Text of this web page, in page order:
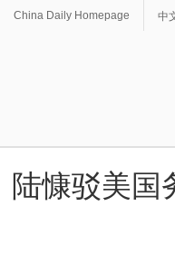
China Daily Homepage 中
陆慷驳美国